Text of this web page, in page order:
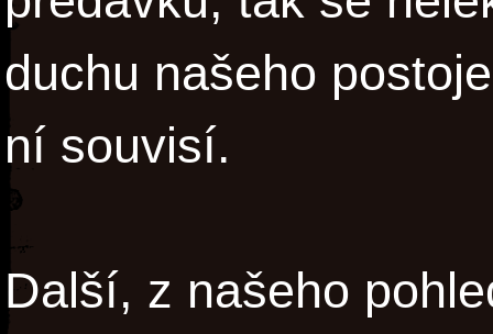
duchu našeho
ní souvisí.
Další, z našeho